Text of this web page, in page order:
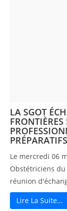
LA SGOT
Le mercredi 06
Obstétriciens du
réunion
Lire La Suite…